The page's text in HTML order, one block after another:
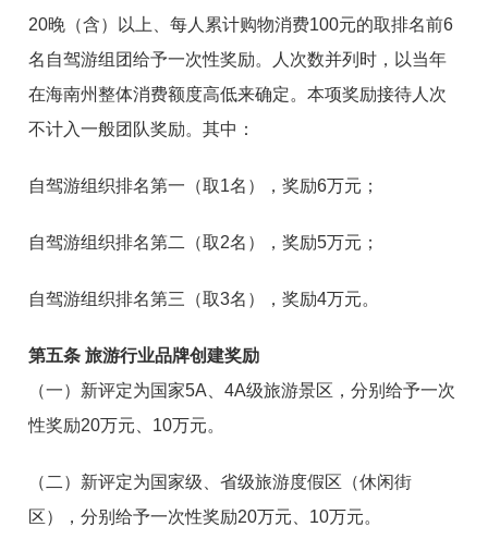
20晚（含）以上、每人累计购物消费100元的取排名前6
名自驾游组团给予一次性奖励。人次数并列时，以当年
在海南州整体消费额度高低来确定。本项奖励接待人次
不计入一般团队奖励。其中：
自驾游组织排名第一（取1名），奖励6万元；
自驾游组织排名第二（取2名），奖励5万元；
自驾游组织排名第三（取3名），奖励4万元。
第五条 旅游行业品牌创建奖励
（一）新评定为国家5A、4A级旅游景区，分别给予一次
性奖励20万元、10万元。
（二）新评定为国家级、省级旅游度假区（休闲街
区），分别给予一次性奖励20万元、10万元。